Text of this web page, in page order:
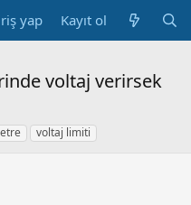
yap Kayıt ol
voltaj verirsek
voltaj limiti